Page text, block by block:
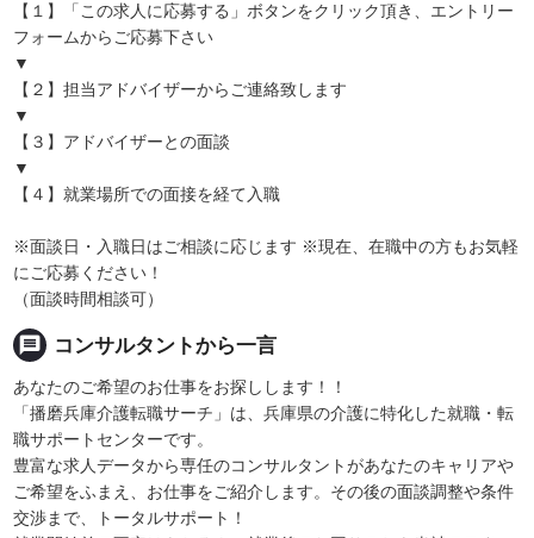
【１】「この求人に応募する」ボタンをクリック頂き、エントリー
フォームからご応募下さい
▼
【２】担当アドバイザーからご連絡致します
▼
【３】アドバイザーとの面談
▼
【４】就業場所での面接を経て入職
※面談日・入職日はご相談に応じます ※現在、在職中の方もお気軽
にご応募ください！
（面談時間相談可）
message コンサルタントから一言
あなたのご希望のお仕事をお探しします！！
「播磨兵庫介護転職サーチ」は、兵庫県の介護に特化した就職・転
職サポートセンターです。
豊富な求人データから専任のコンサルタントがあなたのキャリアや
ご希望をふまえ、お仕事をご紹介します。その後の面談調整や条件
交渉まで、トータルサポート！